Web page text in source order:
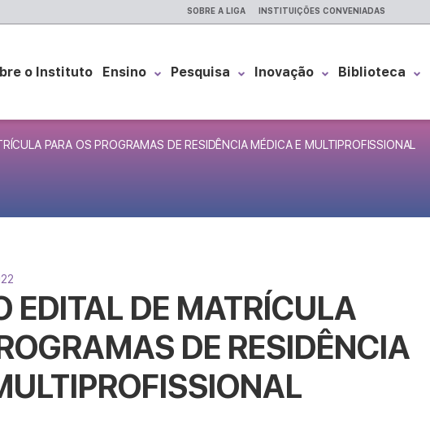
SOBRE A LIGA INSTITUIÇÕES CONVENIADAS
o Instituto Ensino Pesquisa Inovação Biblioteca
PARA OS PROGRAMAS DE RESIDÊNCIA MÉDICA E MULTIPROFISSIONAL
EDITAL DE MATRÍCULA
DE RESIDÊNCIA